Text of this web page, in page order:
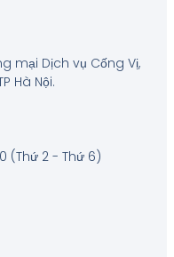
mại Dịch vụ Cống Vị,
Hà Nội.
(Thứ 2 - Thứ 6)